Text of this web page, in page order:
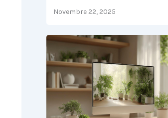
Novembre 22, 2025